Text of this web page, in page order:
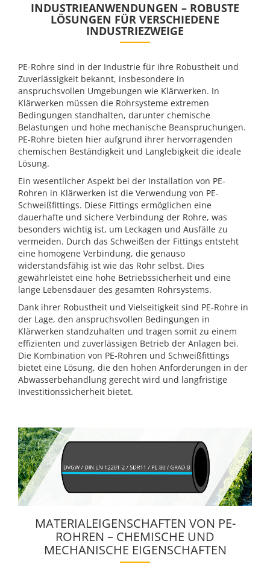
INDUSTRIEANWENDUNGEN – ROBUSTE
LÖSUNGEN FÜR VERSCHIEDENE
INDUSTRIEZWEIGE
PE-Rohre sind in der Industrie für ihre Robustheit und
Zuverlässigkeit bekannt, insbesondere in
anspruchsvollen Umgebungen wie Klärwerken. In
Klärwerken müssen die Rohrsysteme extremen
Bedingungen standhalten, darunter chemische
Belastungen und hohe mechanische Beanspruchungen.
PE-Rohre bieten hier aufgrund ihrer hervorragenden
chemischen Beständigkeit und Langlebigkeit die ideale
Lösung.
Ein wesentlicher Aspekt bei der Installation von PE-
Rohren in Klärwerken ist die Verwendung von PE-
Schweißfittings. Diese Fittings ermöglichen eine
dauerhafte und sichere Verbindung der Rohre, was
besonders wichtig ist, um Leckagen und Ausfälle zu
vermeiden. Durch das Schweißen der Fittings entsteht
eine homogene Verbindung, die genauso
widerstandsfähig ist wie das Rohr selbst. Dies
gewährleistet eine hohe Betriebssicherheit und eine
lange Lebensdauer des gesamten Rohrsystems.
Dank ihrer Robustheit und Vielseitigkeit sind PE-Rohre in
der Lage, den anspruchsvollen Bedingungen in
Klärwerken standzuhalten und tragen somit zu einem
effizienten und zuverlässigen Betrieb der Anlagen bei.
Die Kombination von PE-Rohren und Schweißfittings
bietet eine Lösung, die den hohen Anforderungen in der
Abwasserbehandlung gerecht wird und langfristige
Investitionssicherheit bietet.
MATERIALEIGENSCHAFTEN VON PE-
ROHREN – CHEMISCHE UND
MECHANISCHE EIGENSCHAFTEN